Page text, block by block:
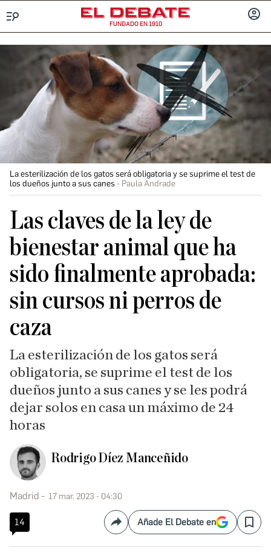
FUNDADO EN 1910
La esterilización de los gatos será obligatoria y se suprime el test de
los dueños junto a sus canes
Paula Andrade
Las claves de la ley de
bienestar animal que ha
sido finalmente aprobada:
sin cursos ni perros de
caza
La esterilización de los gatos será
obligatoria, se suprime el test de los
dueños junto a sus canes y se les podrá
dejar solos en casa un máximo de 24
horas
Rodrigo Díez Manceñido
Madrid 17 mar. 2023 - 04:30
14 CompartirAñade El Debate en Save